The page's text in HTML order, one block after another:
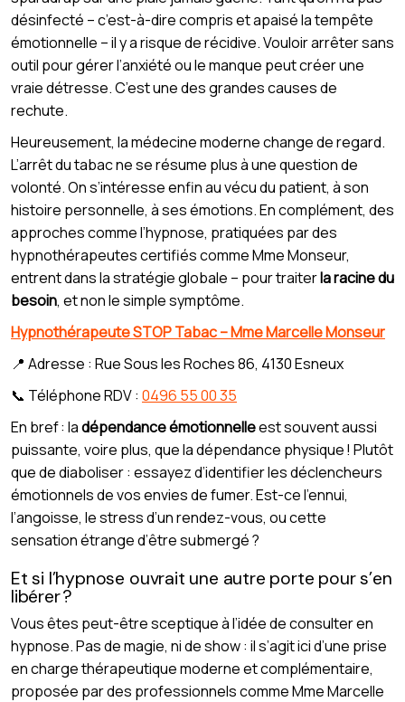
désinfecté – c’est-à-dire compris et apaisé la tempête
émotionnelle – il y a risque de récidive. Vouloir arrêter sans
outil pour gérer l’anxiété ou le manque peut créer une
vraie détresse. C’est une des grandes causes de
rechute.
Heureusement, la médecine moderne change de regard.
L’arrêt du tabac ne se résume plus à une question de
volonté. On s’intéresse enfin au vécu du patient, à son
histoire personnelle, à ses émotions. En complément, des
approches comme l’hypnose, pratiquées par des
hypnothérapeutes certifiés comme Mme Monseur,
entrent dans la stratégie globale – pour traiterla racine du
besoin, et non le simple symptôme.
Hypnothérapeute STOP Tabac – Mme Marcelle Monseur
📍 Adresse : Rue Sous les Roches 86, 4130 Esneux
📞 Téléphone RDV : 0496 55 00 35
En bref : ladépendance émotionnelleest souvent aussi
puissante, voire plus, que la dépendance physique ! Plutôt
que de diaboliser : essayez d’identifier les déclencheurs
émotionnels de vos envies de fumer. Est-ce l’ennui,
l’angoisse, le stress d’un rendez-vous, ou cette
sensation étrange d’être submergé ?
Et si l’hypnose ouvrait une autre porte pour s’en
libérer ?
Vous êtes peut-être sceptique à l’idée de consulter en
hypnose. Pas de magie, ni de show : il s’agit ici d’une prise
en charge thérapeutique moderne et complémentaire,
proposée par des professionnels comme Mme Marcelle